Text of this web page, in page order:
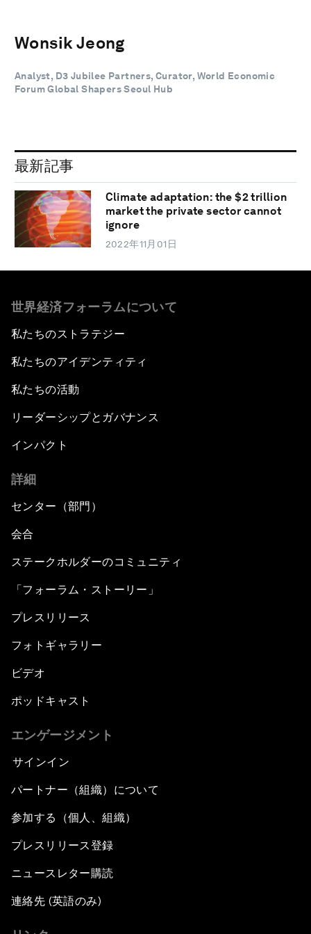
Wonsik Jeong
Analyst, D3 Jubilee Partners, Curator, World Economic
Forum Global Shapers Seoul Hub
最新記事
Climate adaptation: the $2 trillion
market the private sector cannot
ignore
2022年11月01日
世界経済フォーラムについて
私たちのストラテジー
私たちのアイデンティティ
私たちの活動
リーダーシップとガバナンス
インパクト
詳細
センター（部門）
会合
ステークホルダーのコミュニティ
「フォーラム・ストーリー」
プレスリリース
フォトギャラリー
ビデオ
ポッドキャスト
エンゲージメント
サインイン
パートナー（組織）について
参加する（個人、組織）
プレスリリース登録
ニュースレター購読
連絡先 (英語のみ)